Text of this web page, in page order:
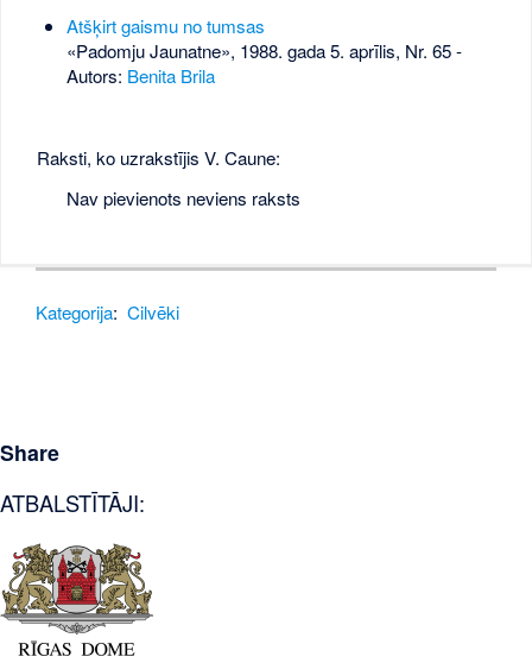
Atšķirt gaismu no tumsas
«Padomju Jaunatne», 1988. gada 5. aprīlis, Nr. 65-
Autors: Benita Brila
Raksti, ko uzrakstījis V. Caune:
Nav pievienots neviens raksts
Kategorija: Cilvēki
Share
ATBALSTĪTĀJI: